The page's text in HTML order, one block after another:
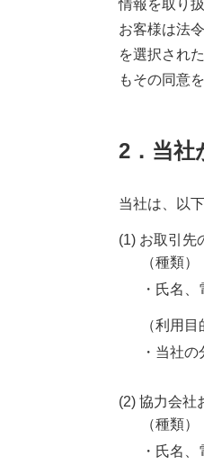
情報を取り扱
お客様は法
を選択され
もその同意
2．当社
当社は、以
(1) お取引先
（種類）
・氏名
（利用目
・当社
(2) 協力会社
（種類）
・氏名